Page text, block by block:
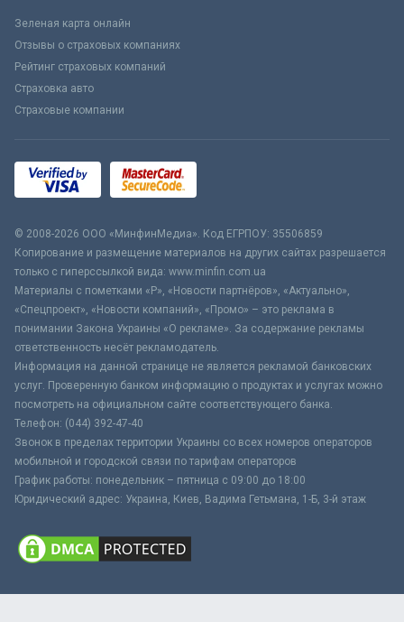
Зеленая карта онлайн
Отзывы о страховых компаниях
Рейтинг страховых компаний
Страховка авто
Страховые компании
© 2008-2026 ООО «МинфинМедиа». Код ЕГРПОУ: 35506859
Копирование и размещение материалов на других сайтах разрешается
только с гиперссылкой вида: www.minfin.com.ua
Материалы с пометками «Р», «Новости партнёров», «Актуально»,
«Спецпроект», «Новости компаний», «Промо» – это реклама в
понимании Закона Украины «О рекламе». За содержание рекламы
ответственность несёт рекламодатель.
Информация на данной странице не является рекламой банковских
услуг. Проверенную банком информацию о продуктах и услугах можно
посмотреть на официальном сайте соответствующего банка.
Телефон: (044) 392-47-40
Звонок в пределах территории Украины со всех номеров операторов
мобильной и городской связи по тарифам операторов
График работы: понедельник – пятница с 09:00 до 18:00
Юридический адрес: Украина, Киев, Вадима Гетьмана, 1-Б, 3-й этаж